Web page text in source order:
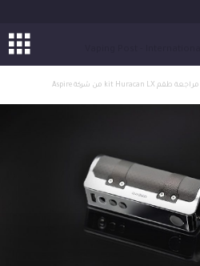
مراجعة طقم kit Huracan LX من شركة Aspire